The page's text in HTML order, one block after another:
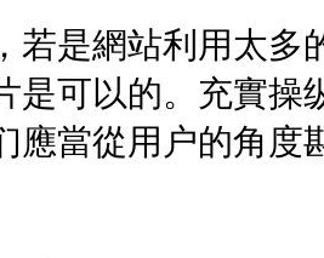
若是網站利用太多
是可以的。充實操
應當從用户的角度